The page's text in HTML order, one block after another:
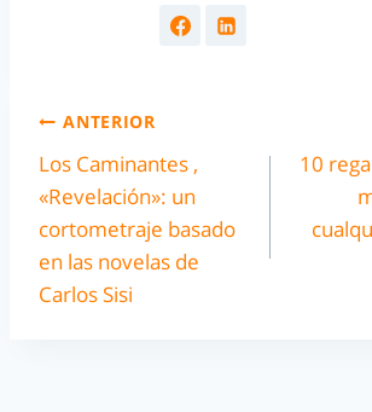
ANTERIOR
Los Caminantes ,
«Revelación»: un
cortometraje basado
en las novelas de
Carlos Sisi
10